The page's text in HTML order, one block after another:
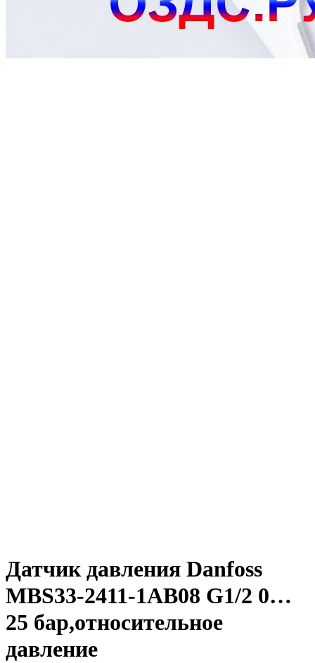
Датчик давления Danfoss
MBS33-2411-1AB08 G1/2 0…
25 бар,относительное
давление